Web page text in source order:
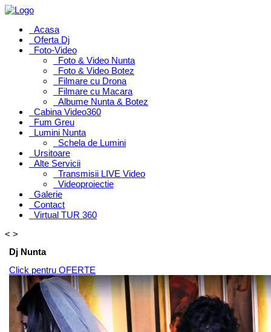
Acasa
Oferta Dj
Foto-Video
Foto & Video Nunta
Foto & Video Botez
Filmare cu Drona
Filmare cu Macara
Albume Nunta & Botez
Cabina Video360
Fum Greu
Lumini Nunta
Schela de Lumini
Ursitoare
Alte Servicii
Transmisii LIVE Video
Videoproiectie
Galerie
Contact
Virtual TUR 360
< >
Dj Nunta
Click pentru OFERTE